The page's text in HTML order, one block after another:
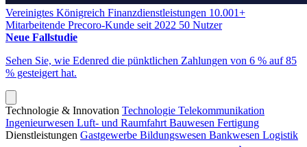
Vereinigtes Königreich Finanzdienstleistungen 10.001+
Mitarbeitende Precoro-Kunde seit 2022 50 Nutzer
Neue Fallstudie
Sehen Sie, wie Edenred die pünktlichen Zahlungen von 6 % auf 85
% gesteigert hat.
Technologie & Innovation Technologie Telekommunikation
Ingenieurwesen Luft- und Raumfahrt Bauwesen Fertigung
Dienstleistungen Gastgewerbe Bildungswesen Bankwesen Logistik